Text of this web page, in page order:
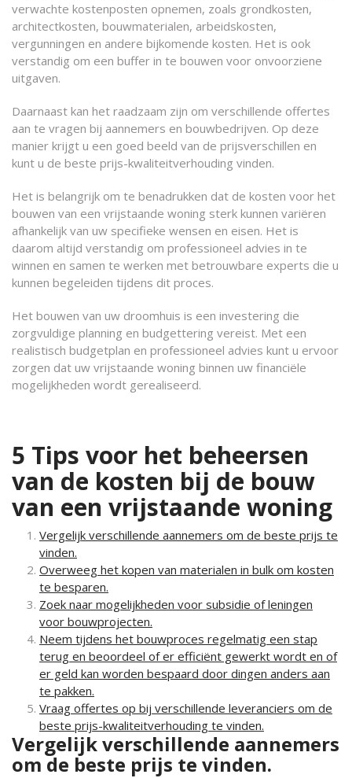
verwachte kostenposten opnemen, zoals grondkosten,
architectkosten, bouwmaterialen, arbeidskosten,
vergunningen en andere bijkomende kosten. Het is ook
verstandig om een buffer in te bouwen voor onvoorziene
uitgaven.
Daarnaast kan het raadzaam zijn om verschillende offertes
aan te vragen bij aannemers en bouwbedrijven. Op deze
manier krijgt u een goed beeld van de prijsverschillen en
kunt u de beste prijs-kwaliteitverhouding vinden.
Het is belangrijk om te benadrukken dat de kosten voor het
bouwen van een vrijstaande woning sterk kunnen variëren
afhankelijk van uw specifieke wensen en eisen. Het is
daarom altijd verstandig om professioneel advies in te
winnen en samen te werken met betrouwbare experts die u
kunnen begeleiden tijdens dit proces.
Het bouwen van uw droomhuis is een investering die
zorgvuldige planning en budgettering vereist. Met een
realistisch budgetplan en professioneel advies kunt u ervoor
zorgen dat uw vrijstaande woning binnen uw financiële
mogelijkheden wordt gerealiseerd.
5 Tips voor het beheersen
van de kosten bij de bouw
van een vrijstaande woning
Vergelijk verschillende aannemers om de beste prijs te
vinden.
Overweeg het kopen van materialen in bulk om kosten
te besparen.
Zoek naar mogelijkheden voor subsidie of leningen
voor bouwprojecten.
Neem tijdens het bouwproces regelmatig een stap
terug en beoordeel of er efficiënt gewerkt wordt en of
er geld kan worden bespaard door dingen anders aan
te pakken.
Vraag offertes op bij verschillende leveranciers om de
beste prijs-kwaliteitverhouding te vinden.
Vergelijk verschillende aannemers
om de beste prijs te vinden.